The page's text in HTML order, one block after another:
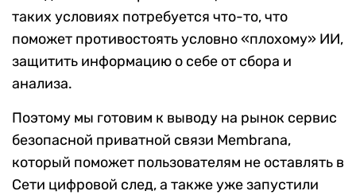
таких условиях потребуется что-то, что
поможет противостоять условно «плохому» ИИ,
защитить информацию о себе от сбора и
анализа.
Поэтому мы готовим к выводу на рынок сервис
безопасной приватной связи Membrana,
который поможет пользователям не оставлять в
Сети цифровой след, а также уже запустили